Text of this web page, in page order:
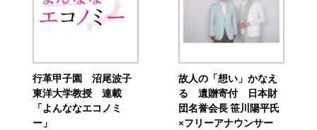
行革甲子園 沼尾波子
東洋大学教授 連載
「よんななエコノミ
ー」
故人の「想い」かなえ
る 遺贈寄付 日本財
団名誉会長 笹川陽平氏
×フリーアナウンサー